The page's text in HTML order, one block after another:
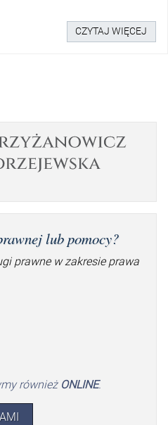
CZYTAJ WIĘCEJ
lub pomocy?
prawne w zakresie prawa
również ONLINE.